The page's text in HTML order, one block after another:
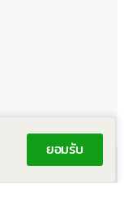
ยอมรับ